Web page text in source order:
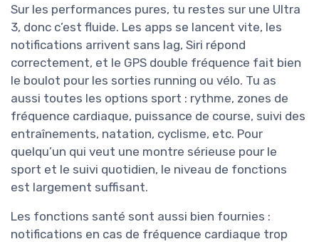
Sur les performances pures, tu restes sur une Ultra
3, donc c’est fluide. Les apps se lancent vite, les
notifications arrivent sans lag, Siri répond
correctement, et le GPS double fréquence fait bien
le boulot pour les sorties running ou vélo. Tu as
aussi toutes les options sport : rythme, zones de
fréquence cardiaque, puissance de course, suivi des
entraînements, natation, cyclisme, etc. Pour
quelqu’un qui veut une montre sérieuse pour le
sport et le suivi quotidien, le niveau de fonctions
est largement suffisant.
Les fonctions santé sont aussi bien fournies :
notifications en cas de fréquence cardiaque trop